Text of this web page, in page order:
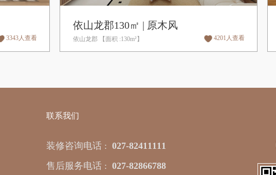
3343人查看
依山龙郡130㎡ | 原木风
依山龙郡 【面积 :130m²】 4201人查看
联系我们
装修咨询电话 : 027-82411111
售后服务电话 : 027-82866788